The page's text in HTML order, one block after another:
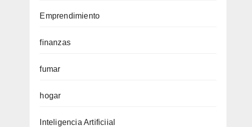
Emprendimiento
finanzas
fumar
hogar
Inteligencia Artificiial